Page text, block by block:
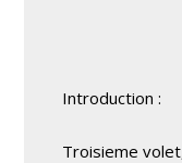
Introduction :
Troisieme